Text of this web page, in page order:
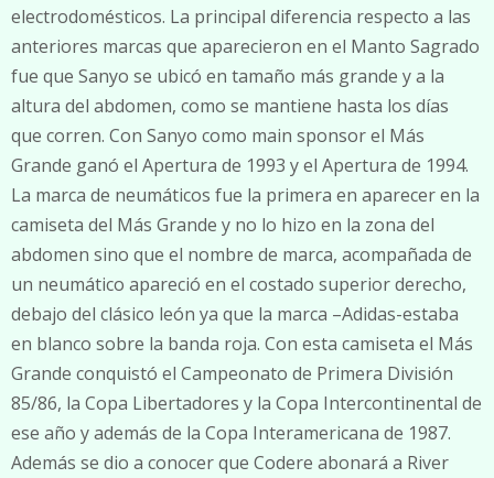
electrodomésticos. La principal diferencia respecto a las
anteriores marcas que aparecieron en el Manto Sagrado
fue que Sanyo se ubicó en tamaño más grande y a la
altura del abdomen, como se mantiene hasta los días
que corren. Con Sanyo como main sponsor el Más
Grande ganó el Apertura de 1993 y el Apertura de 1994.
La marca de neumáticos fue la primera en aparecer en la
camiseta del Más Grande y no lo hizo en la zona del
abdomen sino que el nombre de marca, acompañada de
un neumático apareció en el costado superior derecho,
debajo del clásico león ya que la marca –Adidas-estaba
en blanco sobre la banda roja. Con esta camiseta el Más
Grande conquistó el Campeonato de Primera División
85/86, la Copa Libertadores y la Copa Intercontinental de
ese año y además de la Copa Interamericana de 1987.
Además se dio a conocer que Codere abonará a River